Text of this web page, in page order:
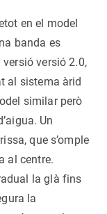
en el model
banda es
versió 2.0,
al sistema àrid
similar però
Un
que s’omple
al centre.
la glà fins
la